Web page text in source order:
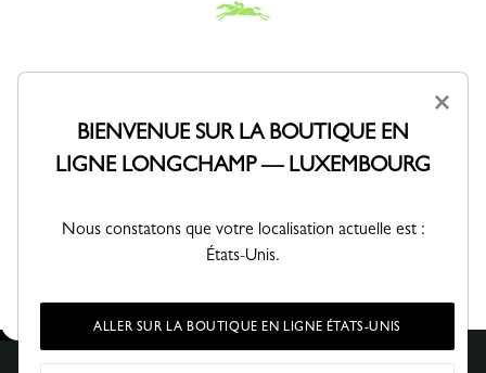
Bienvenue à Segré
le savoir-faire artisanal passe de main en main. Découvrez
exemple de conception réfléchie et durable.
l’héritage de Longchamp au quotidien.
×
BIENVENUE SUR LA BOUTIQUE EN
LIGNE LONGCHAMP — LUXEMBOURG
Nous constatons que votre localisation actuelle est :
États-Unis.
ALLER SUR LA BOUTIQUE EN LIGNE ÉTATS-UNIS